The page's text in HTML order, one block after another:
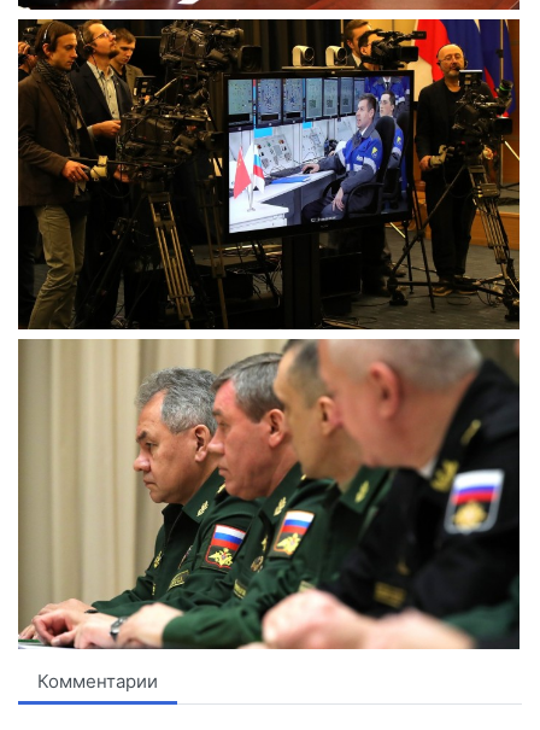
Комментарии